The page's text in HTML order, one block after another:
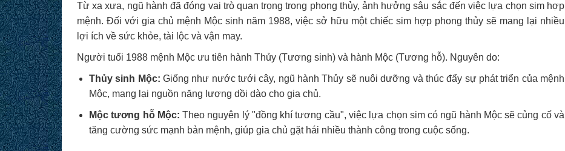
Từ xa xưa, ngũ hành đã đóng vai trò quan trọng trong phong thủy, ảnh hưởng sâu sắc đến việc lựa chọn sim hợp
mệnh. Đối với gia chủ mệnh Mộc sinh năm 1988, việc sở hữu một chiếc sim hợp phong thủy sẽ mang lại nhiều
lợi ích về sức khỏe, tài lộc và vận may.
Người tuổi 1988 mệnh Mộc ưu tiên hành Thủy (Tương sinh) và hành Mộc (Tương hỗ). Nguyên do:
Thủy sinh Mộc: Giống như nước tưới cây, ngũ hành Thủy sẽ nuôi dưỡng và thúc đẩy sự phát triển của mệnh
Mộc, mang lại nguồn năng lượng dồi dào cho gia chủ.
Mộc tương hỗ Mộc: Theo nguyên lý "đồng khí tương cầu", việc lựa chọn sim có ngũ hành Mộc sẽ củng cố và
tăng cường sức mạnh bản mệnh, giúp gia chủ gặt hái nhiều thành công trong cuộc sống.